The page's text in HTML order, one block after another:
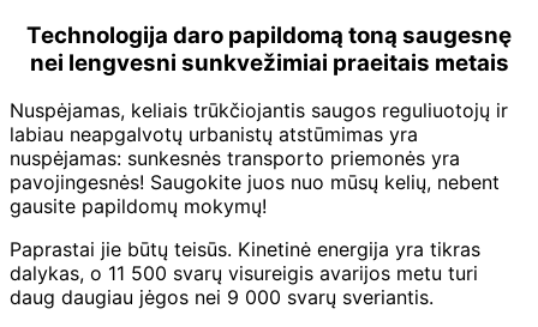
Technologija daro papildomą toną saugesnę
nei lengvesni sunkvežimiai praeitais metais
Nuspėjamas, keliais trūkčiojantis saugos reguliuotojų ir
labiau neapgalvotų urbanistų atstūmimas yra
nuspėjamas: sunkesnės transporto priemonės yra
pavojingesnės! Saugokite juos nuo mūsų kelių, nebent
gausite papildomų mokymų!
Paprastai jie būtų teisūs. Kinetinė energija yra tikras
dalykas, o 11 500 svarų visureigis avarijos metu turi
daug daugiau jėgos nei 9 000 svarų sveriantis.